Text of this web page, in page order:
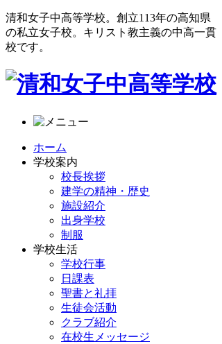
清和女子中高等学校。創立113年の高知県
の私立女子校。キリスト教主義の中高一貫
校です。
ホーム
学校案内
校長挨拶
建学の精神・歴史
施設紹介
出身学校
制服
学校生活
学校行事
日課表
聖書と礼拝
生徒会活動
クラブ紹介
在校生メッセージ